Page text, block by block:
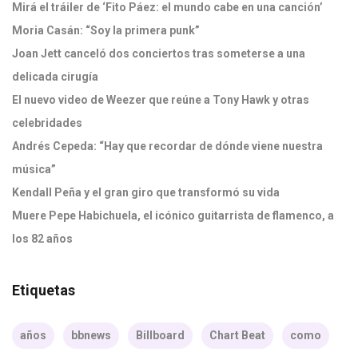
Mirá el tráiler de ‘Fito Páez: el mundo cabe en una canción’
Moria Casán: “Soy la primera punk”
Joan Jett canceló dos conciertos tras someterse a una
delicada cirugía
El nuevo video de Weezer que reúne a Tony Hawk y otras
celebridades
Andrés Cepeda: “Hay que recordar de dónde viene nuestra
música”
Kendall Peña y el gran giro que transformó su vida
Muere Pepe Habichuela, el icónico guitarrista de flamenco, a
los 82 años
Etiquetas
años bbnews Billboard Chart Beat como